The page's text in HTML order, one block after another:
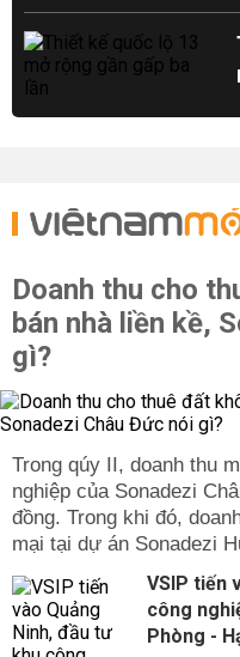
Doanh thu cho
bán nhà liền kề,
gì?
Trong qúy II, doanh thu
nghiệp của Sonadezi
đồng. Trong khi đó,
mại tại dự án Sonadezi
VSIP tiến
công
Phòng -